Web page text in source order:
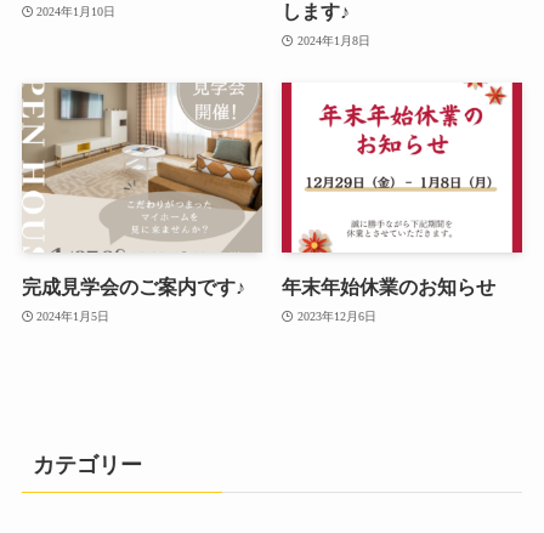
2024年1月10日
します♪
2024年1月8日
完成見学会のご案内です♪
2024年1月5日
年末年始休業のお知らせ
2023年12月6日
カテゴリー